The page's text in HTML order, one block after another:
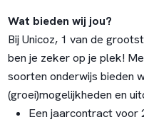
Wat bieden wij jou?
Bij Unicoz, 1 van de
ben je zeker op je plek!
soorten onderwijs bieden
(groei)mogelijkheden en
Een jaarcontract voor